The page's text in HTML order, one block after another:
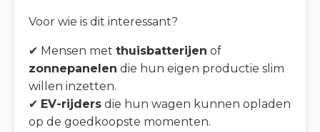
Voor wie is dit interessant?
✔ Mensen met thuisbatterijen of
zonnepanelen die hun eigen productie slim
willen inzetten.
✔ EV-rijders die hun wagen kunnen opladen
op de goedkoopste momenten.